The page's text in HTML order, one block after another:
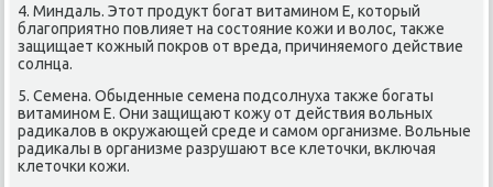
4. Миндаль. Этот продукт богат витамином Е, который
благоприятно повлияет на состояние кожи и волос, также
защищает кожный покров от вреда, причиняемого действие
солнца.
5. Семена. Обыденные семена подсолнуха также богаты
витамином Е. Они защищают кожу от действия вольных
радикалов в окружающей среде и самом организме. Вольные
радикалы в организме разрушают все клеточки, включая
клеточки кожи.